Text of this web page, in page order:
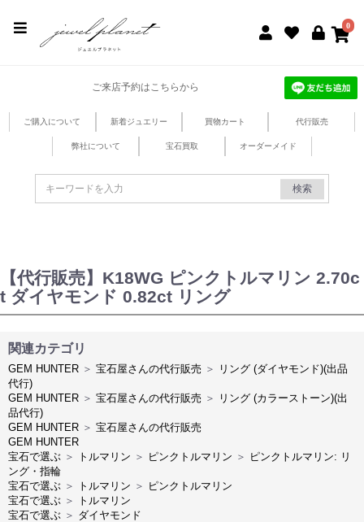
0
ご来店予約はこちらから
ご購入について 新着ジュエリー 買物カート 代行販売
弊社について 宝石買取 オーダーメイド
検索
【代行販売】K18WG ピンクトルマリン 2.70c
t ダイヤモンド 0.82ct リング
関連カテゴリ
GEM HUNTER ＞ 宝石屋さんの代行販売 ＞
リング (ダイヤモンド)(出品
代行)
GEM HUNTER ＞ 宝石屋さんの代行販売 ＞
リング (カラーストーン)(出
品代行)
GEM HUNTER ＞ 宝石屋さんの代行販売
GEM HUNTER
宝石で選ぶ ＞ トルマリン ＞ ピンクトルマリン ＞ ピンクトルマリン: リ
ング・指輪
宝石で選ぶ ＞ トルマリン ＞ ピンクトルマリン
宝石で選ぶ ＞
トルマリン
宝石で選ぶ ＞ ダイヤモンド